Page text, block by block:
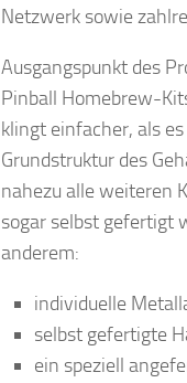
Netzwerk sowie
Ausgangspunkt des
Pinball Homebrew-
klingt einfacher, als
Grundstruktur des
nahezu alle weiteren
sogar selbst gefertigt
anderem:
individuelle
selbst gefertigte
ein speziell